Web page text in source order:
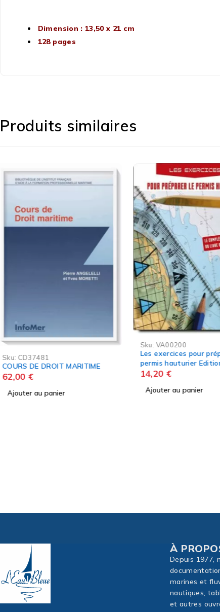
Dimension : 13,50 x 21 cm
128 pages
Produits similaires
Sku:VA00200
Les exercices pour préparer le
permis hauturier Edition
VAGNON
14,20
Ajouter au panier
À
Depuis 1977,
marines et
nautiques,
et autres